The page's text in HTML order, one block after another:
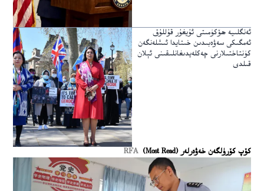
ئەنگلىيە ھۆكۈمىتى ئۇيغۇر قۇللۇق
ئەمگىكى سەۋەبىدىن خىتايدا ئىشلەنگەن
كۈنتاختىلارنى چەكلەيدىغانلىقىنى ئېلان
قىلدى
كۆپ كۆرۈلگەن خەۋەرلەر (Most Read) RFA